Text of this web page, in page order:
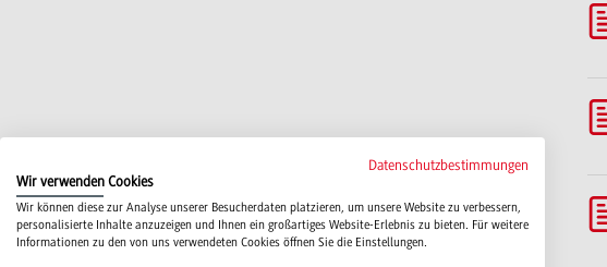
Datenschutzbestimmungen
Wir verwenden Cookies
Wir können diese zur Analyse unserer Besucherdaten platzieren, um unsere Website zu verbessern,
personalisierte Inhalte anzuzeigen und Ihnen ein großartiges Website-Erlebnis zu bieten. Für weitere
Informationen zu den von uns verwendeten Cookies öffnen Sie die Einstellungen.